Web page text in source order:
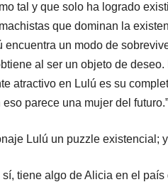
tal y que solo ha logrado
que dominan la
encuentra un modo de
al ser un objeto de
atractivo en Lulú es su
parece una mujer del futuro.”
Lulú un puzzle existencial;
sí, tiene algo de Alicia en el